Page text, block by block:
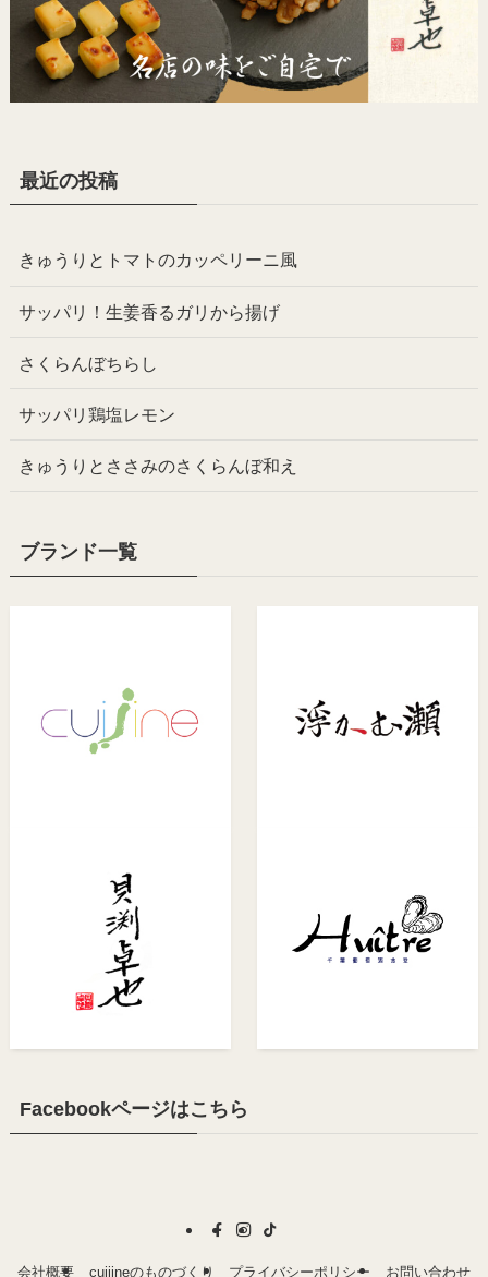
最近の投稿
きゅうりとトマトのカッペリーニ風
サッパリ！生姜香るガリから揚げ
さくらんぼちらし
サッパリ鶏塩レモン
きゅうりとささみのさくらんぼ和え
ブランド一覧
Facebookページはこちら
会社概要 cuijineのものづくり プライバシーポリシー お問い合わせ